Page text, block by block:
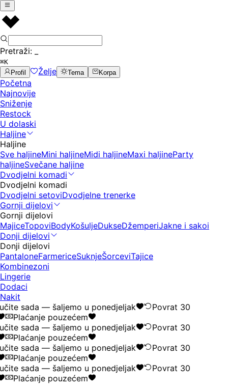
Pretraži:
⌘K
Profil
Želje Tema Korpa
Početna
Najnovije
Sniženje
Restock
U dolaski
Haljine
Haljine
Sve haljineMini haljineMidi haljineMaxi haljineParty
haljineSvečane haljine
Dvodjelni komadi
Dvodjelni komadi
Dvodjelni setoviDvodjelne trenerke
Gornji dijelovi
Gornji dijelovi
MajiceTopoviBodyKošuljeDukseDžemperiJakne i sakoi
Donji dijelovi
Donji dijelovi
PantaloneFarmericeSuknjeŠorceviTajice
Kombinezoni
Lingerie
Dodaci
Nakit
sada — šaljemo u ponedjeljak
Povrat 30
Plaćanje pouzećem
sada — šaljemo u ponedjeljak
Povrat 30
Plaćanje pouzećem
sada — šaljemo u ponedjeljak
Povrat 30
Plaćanje pouzećem
sada — šaljemo u ponedjeljak
Povrat 30
Plaćanje pouzećem